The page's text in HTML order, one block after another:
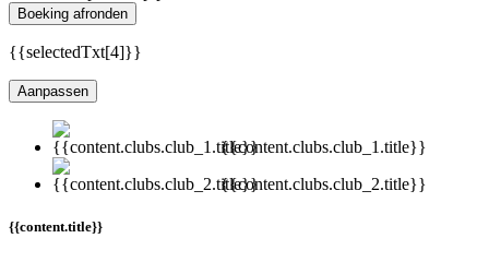
Boeking afronden
{{selectedTxt[4]}}
Aanpassen
{{content.clubs.club_1.title}}
{{content.clubs.club_2.title}}
{{content.title}}